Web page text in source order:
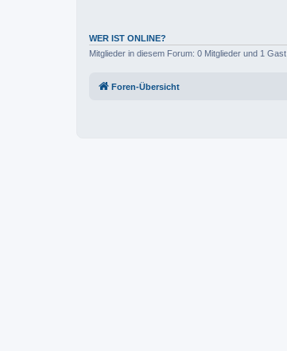
WER IST ONLINE?
Mitglieder in diesem Forum: 0 Mitglieder und 1 Gast
Foren-Übersicht